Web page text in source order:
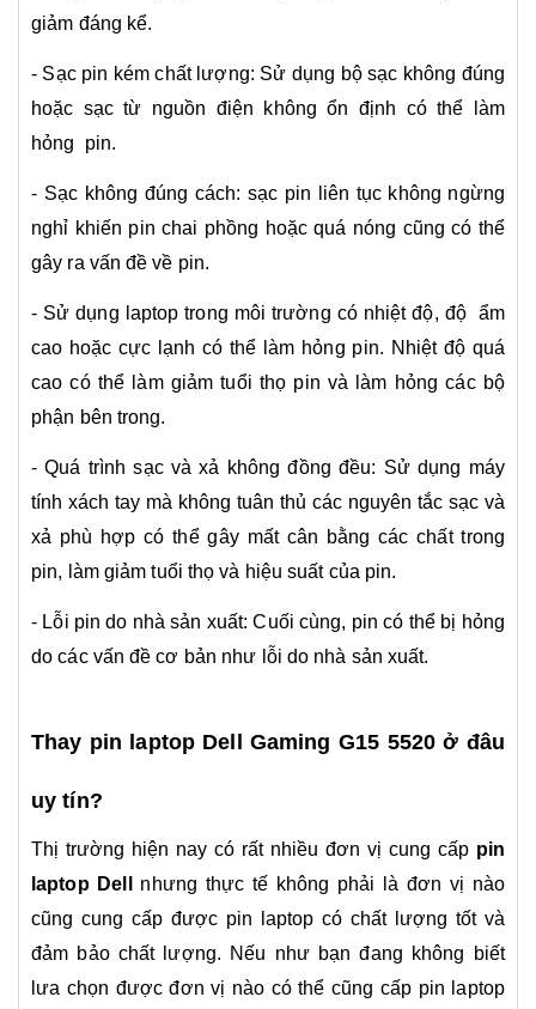
giảm đáng kể.
- Sạc pin kém chất lượng: Sử dụng bộ sạc không đúng
hoặc sạc từ nguồn điện không ổn định có thể làm
hỏng pin.
- Sạc không đúng cách: sạc pin liên tục không ngừng
nghỉ khiến pin chai phồng hoặc quá nóng cũng có thể
gây ra vấn đề về pin.
- Sử dụng laptop trong môi trường có nhiệt độ, độ ẩm
cao hoặc cực lạnh có thể làm hỏng pin. Nhiệt độ quá
cao có thể làm giảm tuổi thọ pin và làm hỏng các bộ
phận bên trong.
- Quá trình sạc và xả không đồng đều: Sử dụng máy
tính xách tay mà không tuân thủ các nguyên tắc sạc và
xả phù hợp có thể gây mất cân bằng các chất trong
pin, làm giảm tuổi thọ và hiệu suất của pin.
- Lỗi pin do nhà sản xuất: Cuối cùng, pin có thể bị hỏng
do các vấn đề cơ bản như lỗi do nhà sản xuất.
Thay pin laptop Dell Gaming G15 5520 ở đâu
uy tín?
Thị trường hiện nay có rất nhiều đơn vị cung cấp pin
laptop Dell
nhưng thực tế không phải là đơn vị nào
cũng cung cấp được pin laptop có chất lượng tốt và
đảm bảo chất lượng. Nếu như bạn đang không biết
lưa chọn được đơn vị nào có thể cũng cấp pin laptop